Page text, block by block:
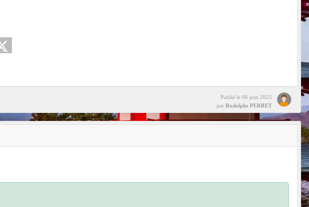
Publié le 06 juin 2025
par Rodolphe PERRET